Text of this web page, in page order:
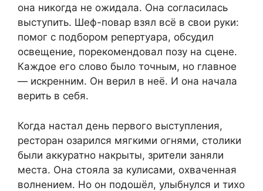
она никогда не ожидала. Она согласилась
выступить. Шеф-повар взял всё в свои руки:
помог с подбором репертуара, обсудил
освещение, порекомендовал позу на сцене.
Каждое его слово было точным, но главное
— искренним. Он верил в неё. И она начала
верить в себя.
Когда настал день первого выступления,
ресторан озарился мягкими огнями, столики
были аккуратно накрыты, зрители заняли
места. Она стояла за кулисами, охваченная
волнением. Но он подошёл, улыбнулся и тихо